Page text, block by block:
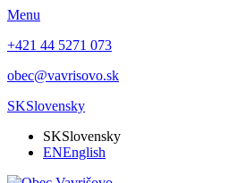
Menu
+421 44 5271 073
obec@vavrisovo.sk
SKSlovensky
SKSlovensky
ENEnglish